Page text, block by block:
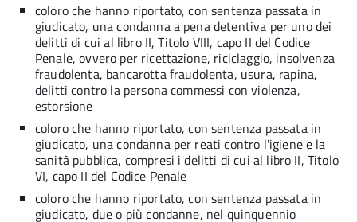
coloro che hanno riportato, con sentenza passata in
giudicato, una condanna a pena detentiva per uno dei
delitti di cui al libro II, Titolo VIII, capo II del Codice
Penale, ovvero per ricettazione, riciclaggio, insolvenza
fraudolenta, bancarotta fraudolenta, usura, rapina,
delitti contro la persona commessi con violenza,
estorsione
coloro che hanno riportato, con sentenza passata in
giudicato, una condanna per reati contro l'igiene e la
sanità pubblica, compresi i delitti di cui al libro II, Titolo
VI, capo II del Codice Penale
coloro che hanno riportato, con sentenza passata in
giudicato, due o più condanne, nel quinquennio